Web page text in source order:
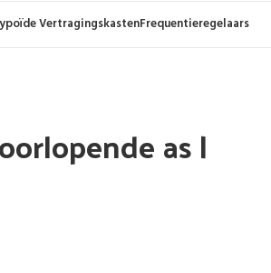
VertragingskastenFrequentieregelaars
as |